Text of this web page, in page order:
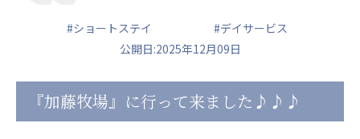
株式会社 サンガジャパン
株式会社日本遮蔽技研
株式会社Genkiリレーションズ
#ショートステイ
#デイサービス
公開日:2025年12月09日
『加藤牧場』に行って来ました♪♪♪